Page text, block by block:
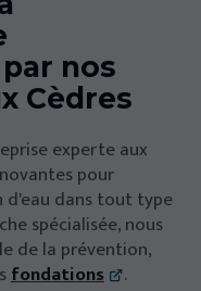
nos
Cèdres
experte aux
pour
dans tout type
spécialisée, nous
de la prévention,
fondations
.